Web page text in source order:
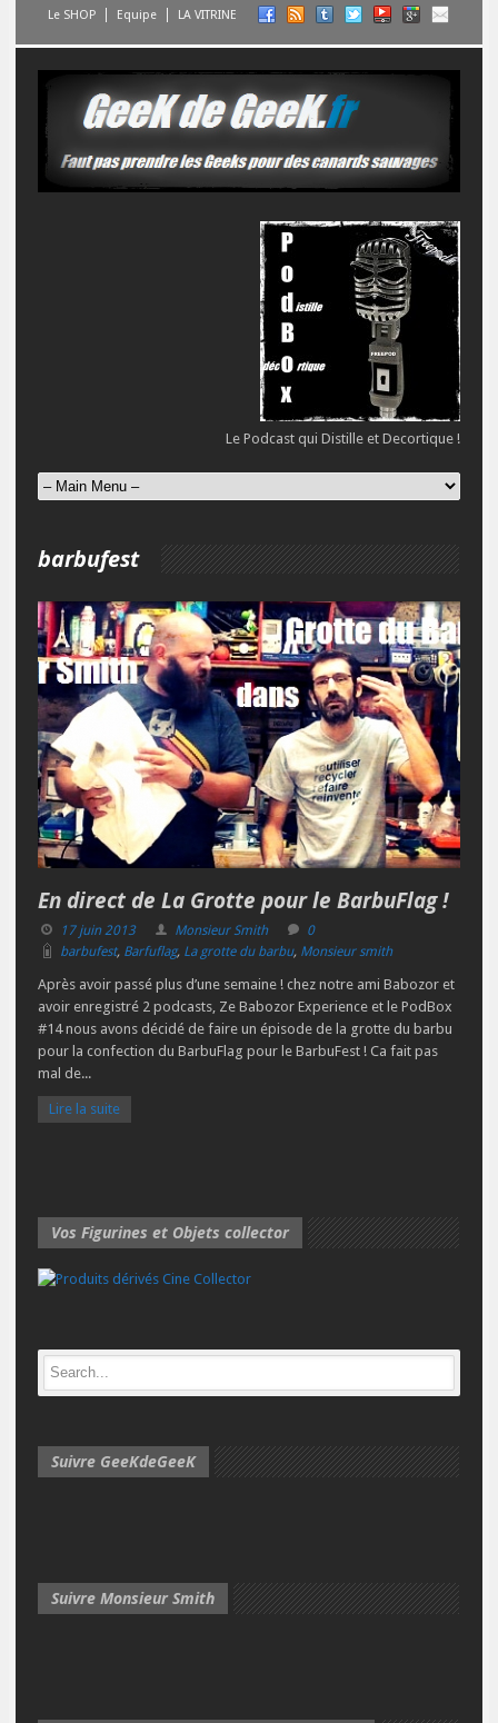
Le SHOP Equipe LA VITRINE
Le Podcast qui Distille et Decortique !
barbufest
En direct de La Grotte pour le BarbuFlag !
17 juin 2013 Monsieur Smith
0
barbufest, Barfuflag, La grotte du barbu, Monsieur smith
Après avoir passé plus d’une semaine ! chez notre ami Babozor et
avoir enregistré 2 podcasts, Ze Babozor Experience et le PodBox
#14 nous avons décidé de faire un épisode de la grotte du barbu
pour la confection du BarbuFlag pour le BarbuFest ! Ca fait pas
mal de...
Lire la suite
Vos Figurines et Objets collector
Suivre GeeKdeGeeK
Suivre Monsieur Smith